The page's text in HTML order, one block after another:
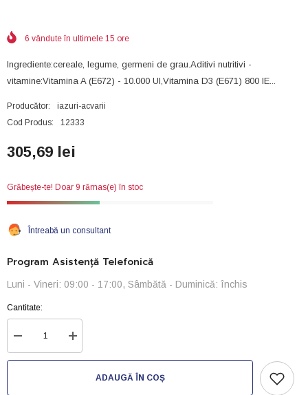
6 vândute în ultimele 15 ore
Ingrediente:cereale, legume, germeni de grau.Aditivi nutritivi -
vitamine:Vitamina A (E672) - 10.000 UI,Vitamina D3 (E671) 800 IE...
Producător:
iazuri-acvarii
Cod Produs:
12333
305,69 lei
Grăbește-te! Doar 9 rămas(e) în stoc
Întreabă un consultant
Program Asistență Telefonică
Luni - Vineri: 09:00 - 17:00, Sâmbătă - Duminică: închis
Cantitate:
Reduceți
cantitatea
pentru
Creșteți
cantitatea
pentru
PremiumADAUGĂ ÎN COȘ